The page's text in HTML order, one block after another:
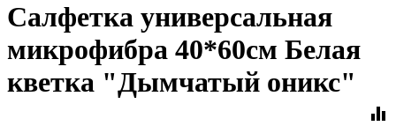
Салфетка универсальная
микрофибра 40*60см Белая
кветка "Дымчатый оникс"
equalizer